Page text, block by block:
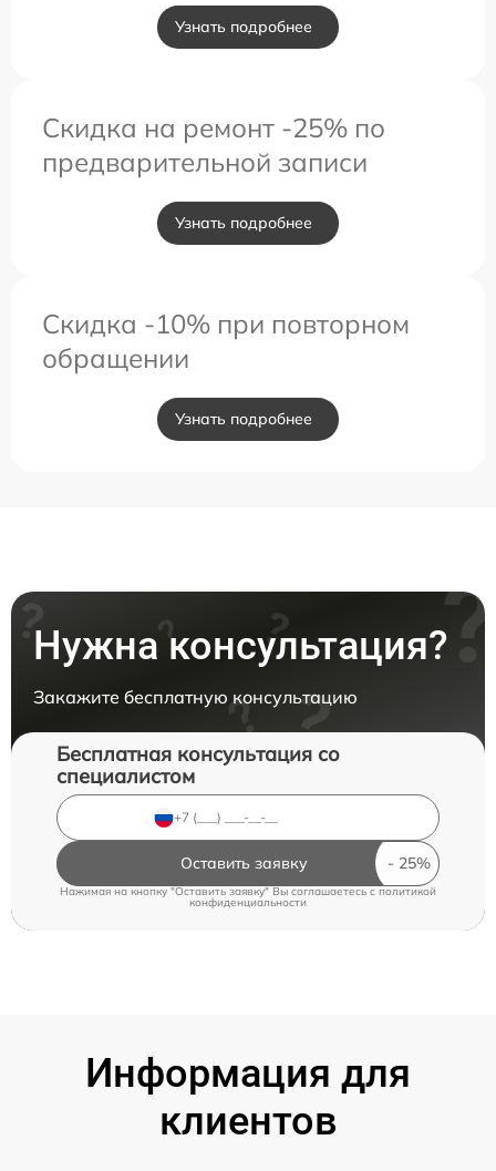
Узнать подробнее
Скидка на ремонт -25% по
предварительной записи
Узнать подробнее
Скидка -10% при повторном
обращении
Узнать подробнее
Нужна консультация?
Закажите бесплатную консультацию
Бесплатная консультация со
специалистом
Оставить заявку
Нажимая на кнопку "Оставить заявку" Вы соглашаетесь cполитикой
конфиденциальности
Информация для
клиентов